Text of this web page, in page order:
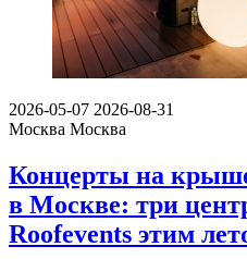
2026-05-07 2026-08-31
Москва Москва
Концерты на
в Москве: три
Roofevents этим